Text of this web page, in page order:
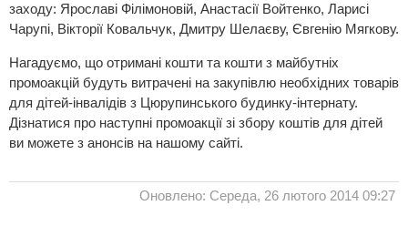
заходу: Ярославі Філімоновій, Анастасії Войтенко, Ларисі
Чарупі, Вікторії Ковальчук, Дмитру Шелаєву, Євгенію Мягкову.
Нагадуємо, що отримані кошти та кошти з майбутніх
промоакцій будуть витрачені на закупівлю необхідних товарів
для дітей-інвалідів з Цюрупинського будинку-інтернату.
Дізнатися про наступні промоакції зі збору коштів для дітей
ви можете з анонсів на нашому сайті.
Оновлено: Середа, 26 лютого 2014 09:27